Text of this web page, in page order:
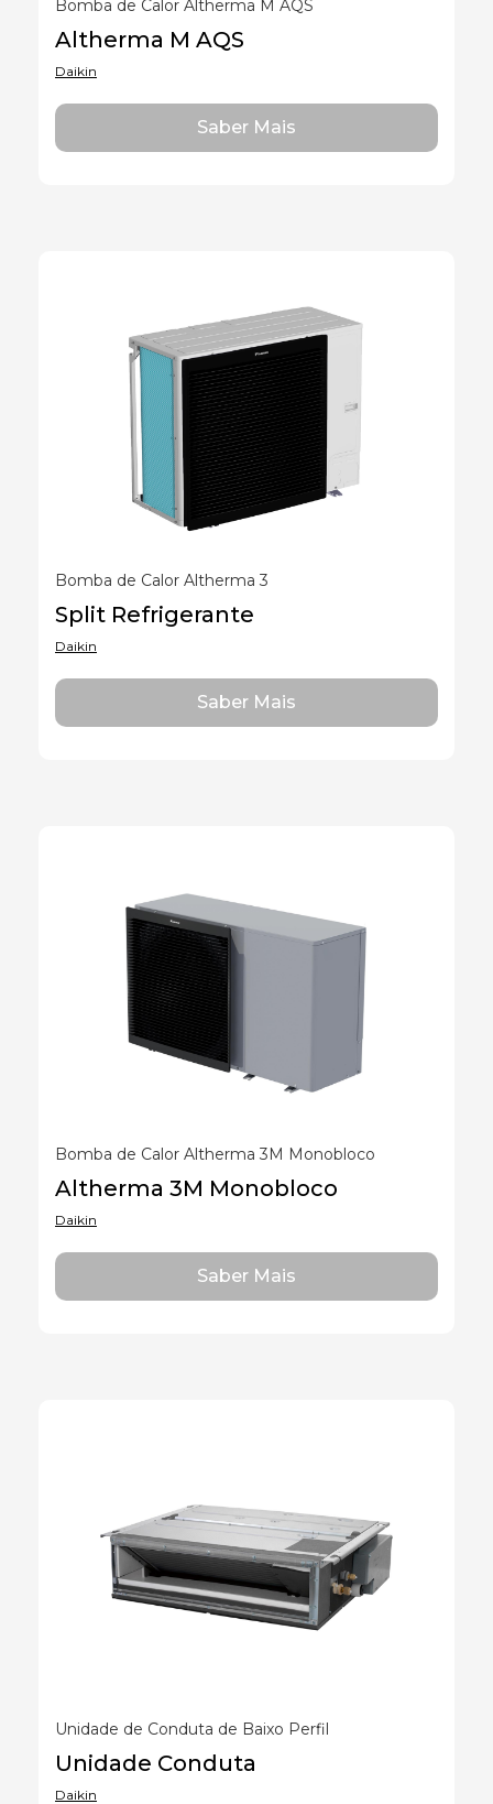
Bomba de Calor Altherma M AQS
Altherma M AQS
Daikin
Saber Mais
Bomba de Calor Altherma 3
Split Refrigerante
Daikin
Saber Mais
Bomba de Calor Altherma 3M Monobloco
Altherma 3M Monobloco
Daikin
Saber Mais
Unidade de Conduta de Baixo Perfil
Unidade Conduta
Daikin